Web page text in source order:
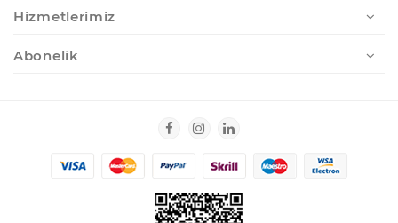
Hizmetlerimiz
Abonelik